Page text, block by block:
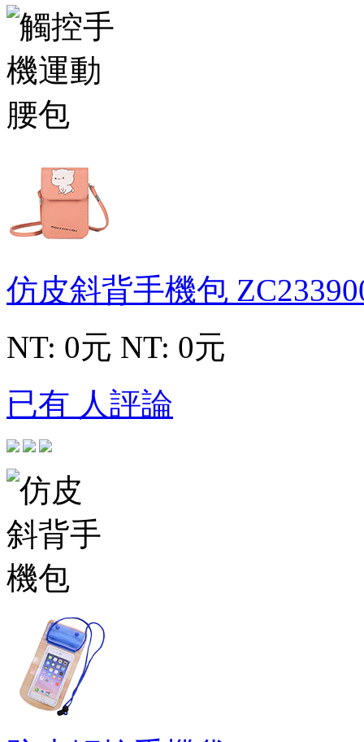
仿皮斜背手機包
NT: 0元 NT: 0元
已有 人評論